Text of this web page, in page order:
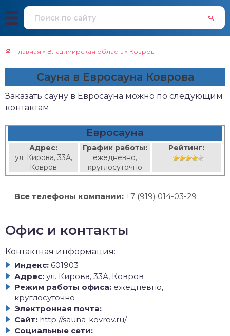
Главная » Владимирская область » Ковров
Сауна в Евросауна Коврова
Заказать сауну в Евросауна можно по следующим
контактам:
Евросауна
Адрес:
ул. Кирова, 33А,
Ковров
График работы:
ежедневно,
круглосуточно
Рейтинг:
Все телефоны компании: +7 (919) 014-03-29
Офис и контакты
Контактная информация:
Индекс: 601903
Адрес: ул. Кирова, 33А, Ковров
Режим работы офиса: ежедневно,
круглосуточно
Электронная почта:
Сайт: http://sauna-kovrov.ru/
Социальные сети: